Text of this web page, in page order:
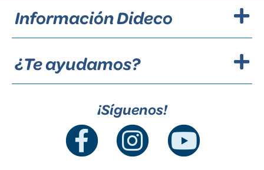
Información Dideco
¿Te ayudamos?
¡Síguenos!